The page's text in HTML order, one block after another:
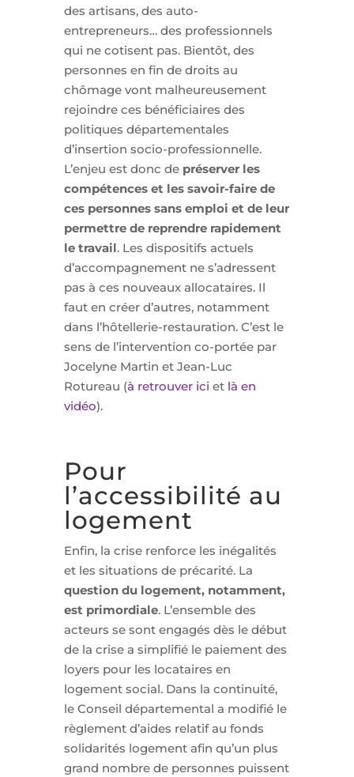
des artisans, des auto-
entrepreneurs… des professionnels
qui ne cotisent pas. Bientôt, des
personnes en fin de droits au
chômage vont malheureusement
rejoindre ces bénéficiaires des
politiques départementales
d’insertion socio-professionnelle.
L’enjeu est donc de préserver les
compétences et les savoir-faire de
ces personnes sans emploi et de leur
permettre de reprendre rapidement
le travail. Les dispositifs actuels
d’accompagnement ne s’adressent
pas à ces nouveaux allocataires. Il
faut en créer d’autres, notamment
dans l’hôtellerie-restauration. C’est le
sens de l’intervention co-portée par
Jocelyne Martin et Jean-Luc
Rotureau (à retrouver ici etlà en
vidéo).
Pour
l’accessibilité au
logement
Enfin, la crise renforce les inégalités
et les situations de précarité. La
question du logement, notamment,
est primordiale. L’ensemble des
acteurs se sont engagés dès le début
de la crise a simplifié le paiement des
loyers pour les locataires en
logement social. Dans la continuité,
le Conseil départemental a modifié le
règlement d’aides relatif au fonds
solidarités logement afin qu’un plus
grand nombre de personnes puissent